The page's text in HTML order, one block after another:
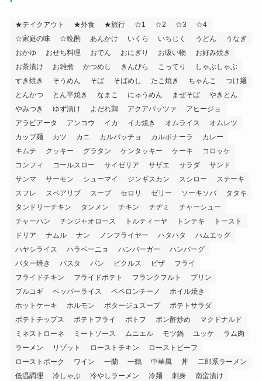
★テイクアウト ★外食 ★旅行 ☆1 ☆2 ☆3
☆4
☆家庭の味
☆晩酌 あんかけ いくら いちじく うどん
うなぎ
おかゆ
おせち料理 おでん おにぎり お吸い物
お好み焼き
お茶漬け
お雑煮 かつめし きんぴら こってり
しゃぶしゃぶ
すき焼き
そうめん そば そばめし たこ焼き ちゃんこ
つけ麺
とんかつ
とん平焼き なまこ にゅうめん まぜそば
やきとん
やみつき
ゆず漬け よだれ鶏 アクアパッツァ
アヒージョ
アラビアータ
アンコウ イカ イカ焼き オムライス
オムレツ
カップ麺
カツ カニ カルパッチョ カルボナーラ
カレー
キムチ
クッキー グラタン ケンタッキー ケーキ
コロッケ
コンフィ
コールスロー サイゼリア サザエ サラダ
サンド
サンマ
サーモン シューマイ ジンギスカン スシロー
ステーキ
スフレ
スペアリブ スープ セロリ ゼリー ソーキソバ
タタキ
タンドリーチキン
タンメン チキン チヂミ
チャーシュー
チャーハン
チンジャオロース トルティーヤ トンテキ
トースト
ドリア
ナムル ナン ノンフライヤー ハタハタ
ハムエッグ
ハヤシライス
ハラペーニョ ハンバーガー
ハンバーグ
バター焼き
パスタ パン ピクルス ピザ
フライ
フライドチキン
フライドポテト フランクフルト
プリン
プルコギ
ペッパーライス ペペロンチーノ
ホイル焼き
ホットケーキ
ホルモン ポタージュスープ
ポテトサラダ
ポテトチップス
ポテトフライ ポトフ ポン酢炒め
マクドナルド
ミネストローネ
ミートソース ムニエル モツ鍋 ユッケ
ラム肉
ラーメン
リゾット ローストチキン
ローストビーフ
ローストポーク
ワイン 一蘭 一鶴 中華風 丼
二郎系ラーメン
低温調理
冷しゃぶ 冷やしラーメン 冷麺 刺身
南蛮漬け